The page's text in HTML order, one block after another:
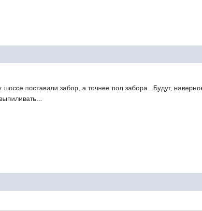
поставили забор, а точнее пол забора...Будут,